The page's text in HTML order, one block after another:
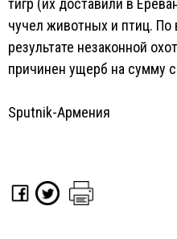
тигр (их доставили в
чучел животных и птиц. По
результате незаконной
причинен ущерб на сумму
Sputnik-Армения